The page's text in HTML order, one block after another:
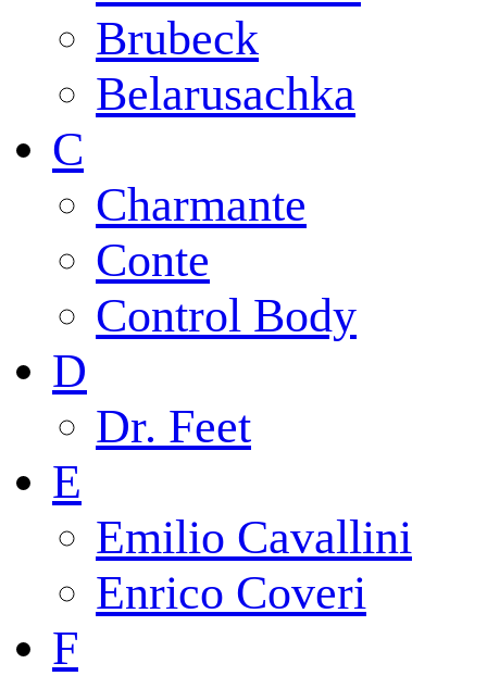
Brubeck
Belarusachka
C
Charmante
Conte
Control Body
D
Dr. Feet
E
Emilio Cavallini
Enrico Coveri
F